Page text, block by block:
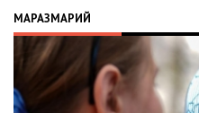
МАРАЗМАРИЙ